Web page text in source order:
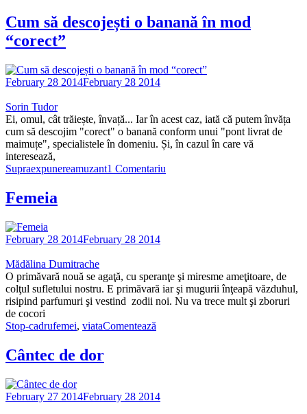
Cum să descojești o banană în mod
“corect”
February 28 2014February 28 2014
Sorin Tudor
Ei, omul, cât trăiește, învață... Iar în acest caz, iată că putem învăța
cum să descojim "corect" o banană conform unui "pont livrat de
maimuțe", specialistele în domeniu. Și, în cazul în care vă
interesează,
Supraexpunereamuzant1 Comentariu
Femeia
February 28 2014February 28 2014
Mădălina Dumitrache
O primăvară nouă se agaţă, cu speranţe şi miresme ameţitoare, de
colţul sufletului nostru. E primăvară iar şi mugurii înţeapă văzduhul,
risipind parfumuri şi vestind zodii noi. Nu va trece mult şi zboruri
de cocori
Stop-cadrufemei, viataComentează
Cântec de dor
February 27 2014February 28 2014